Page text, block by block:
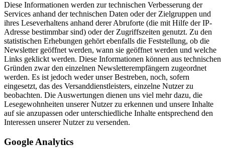
Diese Informationen werden zur technischen Verbesserung der
Services anhand der technischen Daten oder der Zielgruppen und
ihres Leseverhaltens anhand derer Abruforte (die mit Hilfe der IP-
Adresse bestimmbar sind) oder der Zugriffszeiten genutzt. Zu den
statistischen Erhebungen gehört ebenfalls die Feststellung, ob die
Newsletter geöffnet werden, wann sie geöffnet werden und welche
Links geklickt werden. Diese Informationen können aus technischen
Gründen zwar den einzelnen Newsletterempfängern zugeordnet
werden. Es ist jedoch weder unser Bestreben, noch, sofern
eingesetzt, das des Versanddienstleisters, einzelne Nutzer zu
beobachten. Die Auswertungen dienen uns viel mehr dazu, die
Lesegewohnheiten unserer Nutzer zu erkennen und unsere Inhalte
auf sie anzupassen oder unterschiedliche Inhalte entsprechend den
Interessen unserer Nutzer zu versenden.
Google Analytics